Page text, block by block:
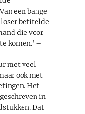
een bange
betitelde
die voor
komen.’ –
met veel
ook met
Het
in
Dat